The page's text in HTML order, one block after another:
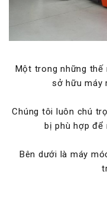
Một trong những thế
sở hữu máy
Chúng tôi luôn chú
bị phù hợp để
Bên dưới là máy